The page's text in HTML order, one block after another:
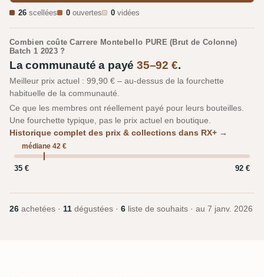
26 scellées 0 ouvertes 0 vidées
Combien coûte Carrere Montebello PURE (Brut de Colonne)
Batch 1 2023 ?
La communauté a payé35–92 €.
Meilleur prix actuel : 99,90 € – au-dessus de la fourchette
habituelle de la communauté.
Ce que les membres ont réellement payé pour leurs bouteilles.
Une fourchette typique, pas le prix actuel en boutique.
Historique complet des prix & collections dans RX+ →
médiane 42 €
35 € 92 €
26 achetées · 11 dégustées · 6 liste de souhaits · au 7 janv. 2026